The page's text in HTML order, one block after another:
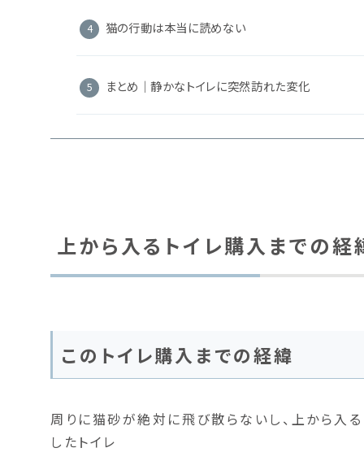
猫の行動は本当に読めない
まとめ｜静かなトイレに突然訪れた変化
上から入るトイレ購入までの経
このトイレ購入までの経緯
周りに猫砂が絶対に飛び散らないし、上から入
したトイレ